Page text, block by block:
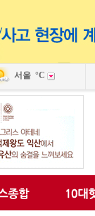
서울 °C
익산 민-관, K-문화도시 도
익산, 머무는 농촌 관광